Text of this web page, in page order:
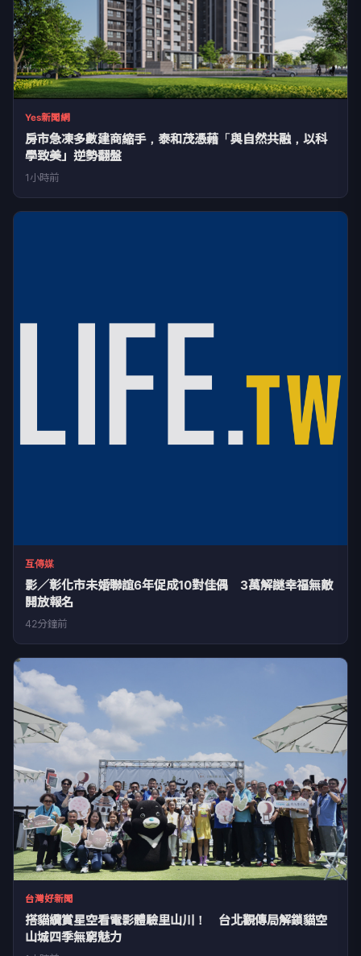
Yes新聞網
房市急凍多數建商縮手，泰和茂憑藉「與自然共融，以科
學致美」逆勢翻盤
1小時前
互傳媒
影／彰化市未婚聯誼6年促成10對佳偶 3萬解謎幸福無敵
開放報名
42分鐘前
台灣好新聞
搭貓纜賞星空看電影體驗里山川！ 台北觀傳局解鎖貓空
山城四季無窮魅力